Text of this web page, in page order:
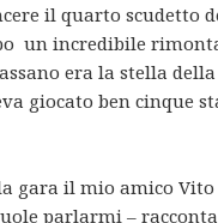
il quarto scudetto
un incredibile
era la stella della
giocato ben cinque
gara il mio amico Vito
parlarmi – racconta